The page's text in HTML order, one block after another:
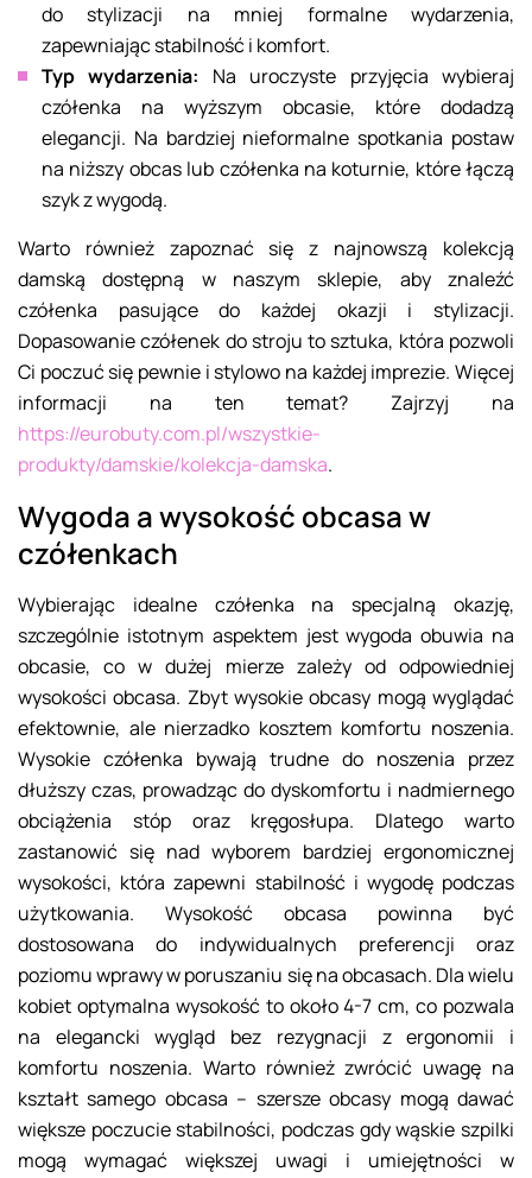
do stylizacji na mniej formalne wydarzenia,
zapewniając stabilność i komfort.
Typ wydarzenia: Na uroczyste przyjęcia wybieraj
czółenka na wyższym obcasie, które dodadzą
elegancji. Na bardziej nieformalne spotkania postaw
na niższy obcas lub czółenka na koturnie, które łączą
szyk z wygodą.
Warto również zapoznać się z najnowszą kolekcją
damską dostępną w naszym sklepie, aby znaleźć
czółenka pasujące do każdej okazji i stylizacji.
Dopasowanie czółenek do stroju to sztuka, która pozwoli
Ci poczuć się pewnie i stylowo na każdej imprezie. Więcej
informacji na ten temat? Zajrzyj na
https://eurobuty.com.pl/wszystkie-
produkty/damskie/kolekcja-damska.
Wygoda a wysokość obcasa w
czółenkach
Wybierając idealne czółenka na specjalną okazję,
szczególnie istotnym aspektem jest wygoda obuwia na
obcasie, co w dużej mierze zależy od odpowiedniej
wysokości obcasa. Zbyt wysokie obcasy mogą wyglądać
efektownie, ale nierzadko kosztem komfortu noszenia.
Wysokie czółenka bywają trudne do noszenia przez
dłuższy czas, prowadząc do dyskomfortu i nadmiernego
obciążenia stóp oraz kręgosłupa. Dlatego warto
zastanowić się nad wyborem bardziej ergonomicznej
wysokości, która zapewni stabilność i wygodę podczas
użytkowania. Wysokość obcasa powinna być
dostosowana do indywidualnych preferencji oraz
poziomu wprawy w poruszaniu się na obcasach. Dla wielu
kobiet optymalna wysokość to około 4-7 cm, co pozwala
na elegancki wygląd bez rezygnacji z ergonomii i
komfortu noszenia. Warto również zwrócić uwagę na
kształt samego obcasa – szersze obcasy mogą dawać
większe poczucie stabilności, podczas gdy wąskie szpilki
mogą wymagać większej uwagi i umiejętności w